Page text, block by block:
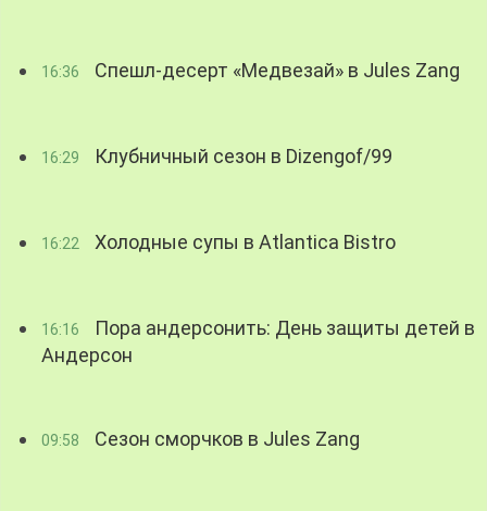
16:36 Спешл-десерт «Медвезай» в Jules Zang
16:29 Клубничный сезон в Dizengof/99
16:22 Холодные супы в Atlantica Bistro
16:16
Пора андерсонить: День защиты детей в
Андерсон
09:58 Сезон сморчков в Jules Zang